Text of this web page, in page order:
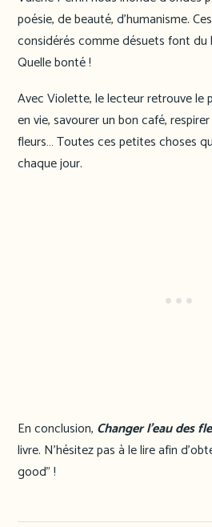
poésie, de beauté, d’humanisme.
considérés comme désuets font du
Quelle bonté !
Avec Violette, le lecteur retrouve le
en vie, savourer un bon café,
fleurs… Toutes ces petites choses
chaque jour.
En conclusion, Changer l’eau des
livre. N’hésitez pas à le lire afin
good” !